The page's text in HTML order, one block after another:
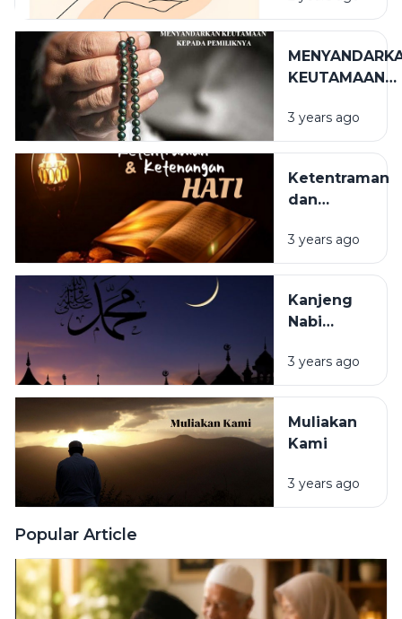
PERILAKU
KEUTAMAAN
PEMILIKNYA
3 years ago
Ketentraman
dan
Hati
3 years ago
Kanjeng
Nabi
SAW Suri
Tauladan
3 years ago
Muliakan
Kami
3 years ago
Popular Article